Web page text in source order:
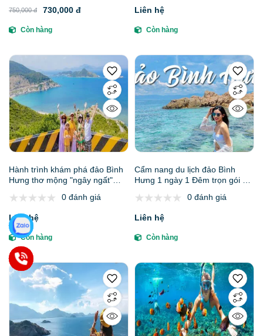
750,000 đ 730,000 đ
Còn hàng
Liên hệ
Còn hàng
Hành trình khám phá đảo Bình
Hưng thơ mộng "ngây ngất"
0 đánh giá
Liên hệ
Còn hàng
Cẩm nang du lịch đảo Bình
Hưng 1 ngày 1 Đêm trọn gói giá
0 đánh giá
Liên hệ
Còn hàng